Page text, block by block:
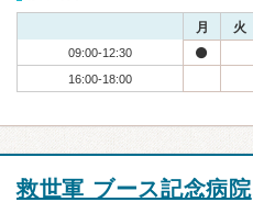
月 火
09:00-12:30
16:00-18:00
救世軍 ブース記念病院